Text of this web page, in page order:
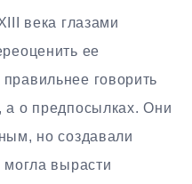
века глазами
ее
говорить
а о предпосылках. Они
но создавали
могла вырасти